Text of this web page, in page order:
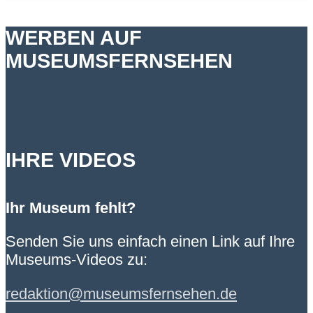
WERBEN AUF
MUSEUMSFERNSEHEN
IHRE VIDEOS
Ihr Museum fehlt?
Senden Sie uns einfach einen Link auf Ihre
Museums-Videos zu:
redaktion@museumsfernsehen.de